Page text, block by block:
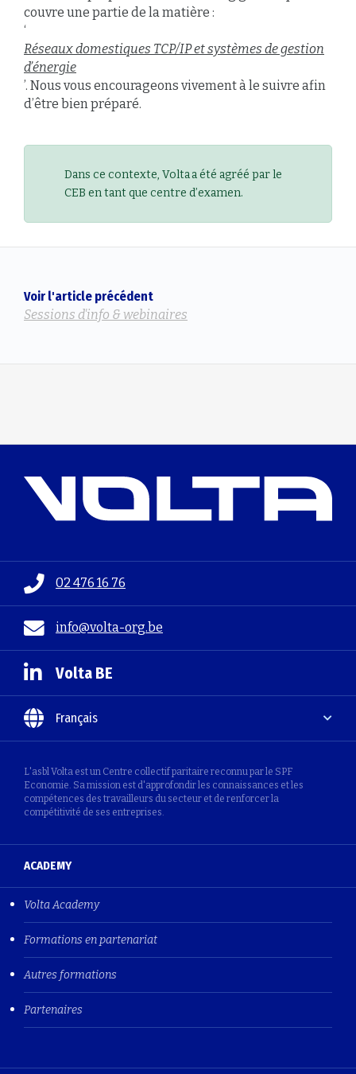
couvre une partie de la matière :
‘
Réseaux domestiques TCP/IP et systèmes de gestion
d’énergie
’. Nous vous encourageons vivement à le suivre afin
d’être bien préparé.
Dans ce contexte, Volta a été agréé par le
CEB en tant que centre d’examen.
Voir l'article précédent
Sessions d'info & webinaires
02 476 16 76
info@volta-org.be
L'asbl Volta est un Centre collectif paritaire reconnu par le SPF
Economie. Sa mission est d'approfondir les connaissances et les
compétences des travailleurs du secteur et de renforcer la
compétitivité de ses entreprises.
Volta BE
Français
ACADEMY
Volta Academy
Formations en partenariat
Autres formations
Partenaires